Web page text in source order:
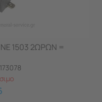
1503 2ΩΡΩΝ =